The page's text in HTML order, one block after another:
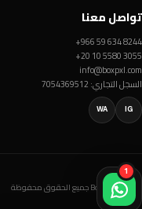
1
تواصل معنا
+966 59 634 8244
+20 10 5580 3055
info@boxpxl.com
السجل التجاري: 7054369512
IG
WA